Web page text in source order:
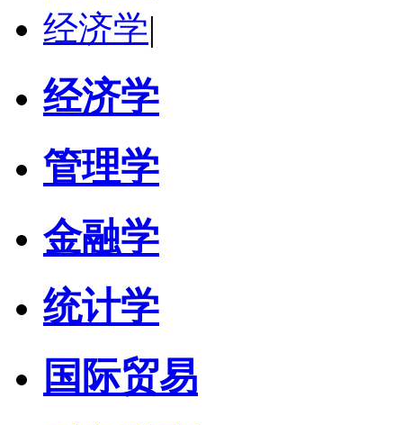
经济学|
经济学
管理学
金融学
统计学
国际贸易